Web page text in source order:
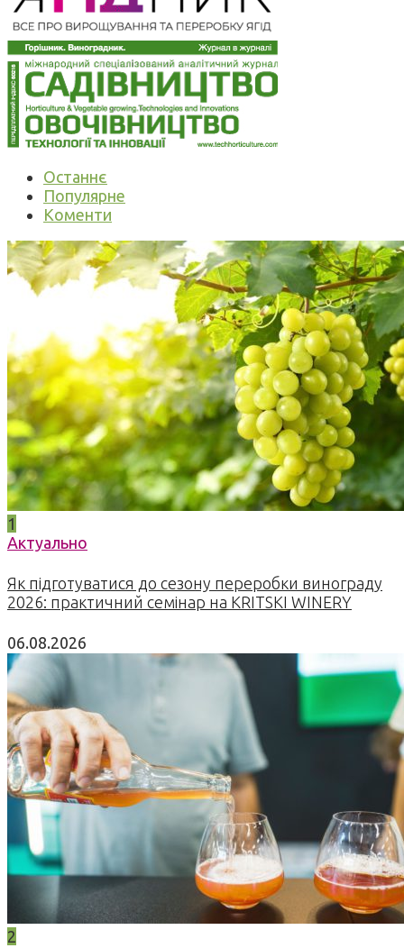
Останнє
Популярне
Коменти
1
Актуально
Як підготуватися до сезону переробки винограду
2026: практичний семінар на KRITSKI WINERY
06.08.2026
2